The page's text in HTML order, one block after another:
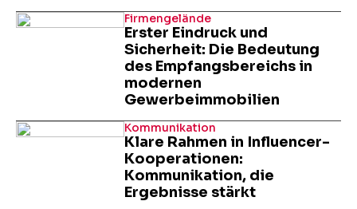
Erster Eindruck und
Sicherheit: Die Bedeutung
des Empfangsbereichs in
modernen
Gewerbeimmobilien
Firmengelände
Klare Rahmen in Influencer-
Kooperationen:
Kommunikation, die
Ergebnisse stärkt
Kommunikation